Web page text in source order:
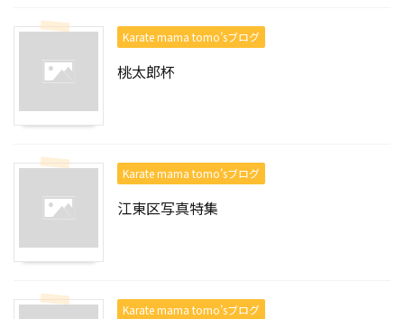
Karate mama tomo’sブログ
桃太郎杯
Karate mama tomo’sブログ
江東区写真特集
Karate mama tomo’sブログ